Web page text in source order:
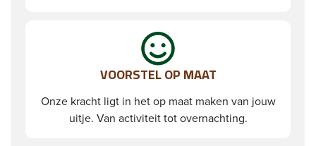
VOORSTEL OP MAAT
Onze kracht ligt in het op maat maken van jouw
uitje. Van activiteit tot overnachting.